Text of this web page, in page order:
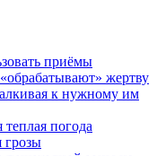
приёмы
жертву
к нужному им
погода
грозы